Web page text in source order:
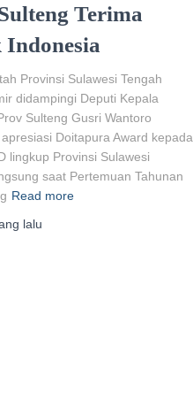
Terima
Indonesia
Provinsi Sulawesi Tengah
didampingi Deputi Kepala
Sulteng Gusri Wantoro
Doitapura Award kepada
lingkup Provinsi Sulawesi
saat Pertemuan Tahunan
Read more
lalu